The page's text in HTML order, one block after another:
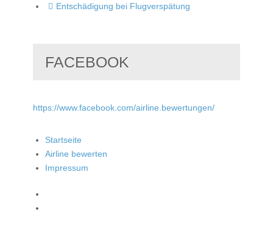
Entschädigung bei Flugverspätung
FACEBOOK
https://www.facebook.com/airline.bewertungen/
Startseite
Airline bewerten
Impressum